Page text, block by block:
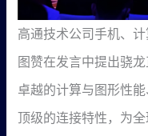
高通技术公司手机、
图赞在发言中提出骁
卓越的计算与图形性
顶级的连接特性，为